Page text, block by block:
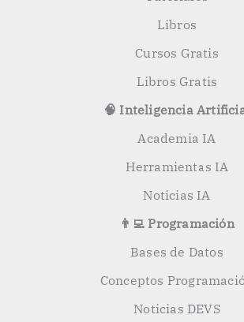
Libros
Cursos Gratis
Libros Gratis
🧠 Inteligencia
Academia IA
Herramientas IA
Noticias IA
👨‍💻 Programación
Bases de Datos
Conceptos
Noticias DEVS